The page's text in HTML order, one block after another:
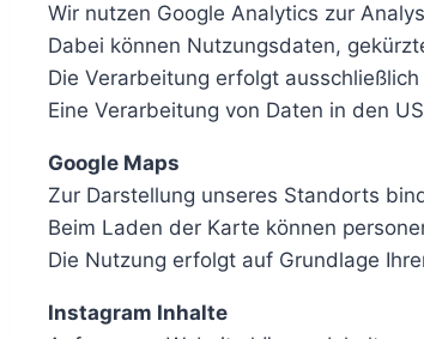
Wir nutzen Google Analytics zur
Dabei können Nutzungsdaten,
Die Verarbeitung erfolgt
Eine Verarbeitung von Daten in den
Google Maps
Zur Darstellung unseres Standorts
Beim Laden der Karte können
Die Nutzung erfolgt auf Grundlage
Instagram Inhalte